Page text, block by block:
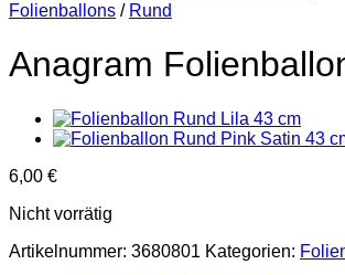
Folienballons / Rund
Anagram
6,00 €
Nicht vorrätig
Artikelnummer: 3680801 Kategorien: